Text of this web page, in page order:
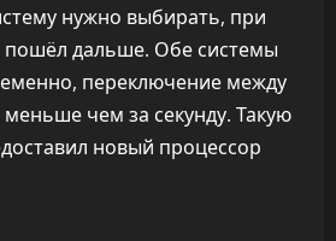
нужно выбирать, при
пошёл дальше. Обе системы
переключение между
чем за секунду. Такую
новый процессор